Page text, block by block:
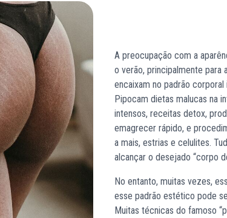
A preocupação com a
o verão, principalmente para
encaixam no padrão
Pipocam dietas malucas na
intensos, receitas detox,
emagrecer rápido, e
a mais, estrias e celulites.
alcançar o desejado “corpo
No entanto, muitas vezes,
esse padrão estético pode
Muitas técnicas do famoso